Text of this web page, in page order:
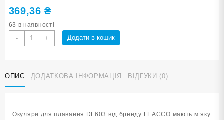
369,36₴
63 в наявності
-
Окуляри
для
DL603-
black
+ Додати в кошик
ОПИС ДОДАТКОВА ІНФОРМАЦІЯ ВІДГУКИ (0)
Окуляри для плавання DL603 від бренду LEACCO мають м’яку